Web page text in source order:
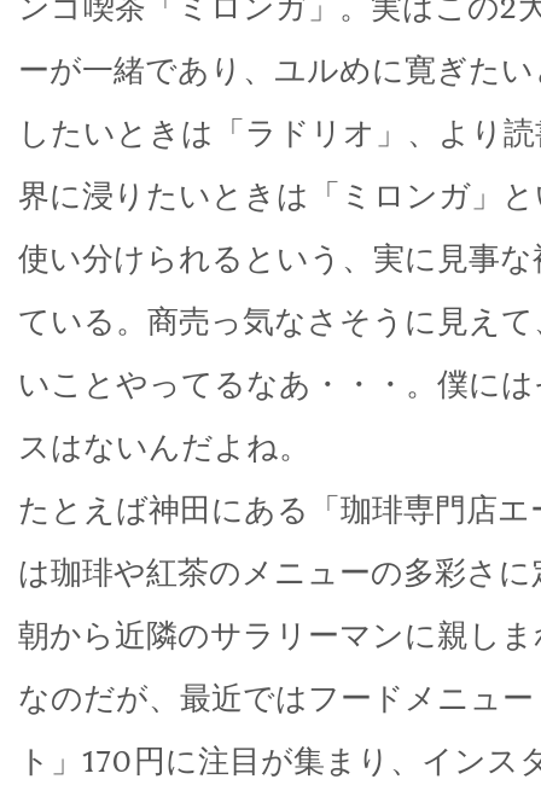
ーが一緒であり、ユルめに寛ぎた
したいときは「ラドリオ」、より
界に浸りたいときは「ミロンガ」
使い分けられるという、実に見事
ている。商売っ気なさそうに見え
いことやってるなあ・・・。僕に
スはないんだよね。
たとえば神田にある「珈琲専門店
は珈琲や紅茶のメニューの多彩さ
朝から近隣のサラリーマンに親し
なのだが、最近ではフードメニュ
ト」170円に注目が集まり、インス